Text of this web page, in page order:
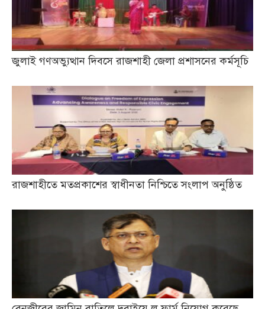
জুলাই গণঅভ্যুত্থান দিবসে রাজশাহী জেলা প্রশাসনের কর্মসূচি
রাজশাহীতে মতপ্রকাশের স্বাধীনতা নিশ্চিতে সংলাপ অনুষ্ঠিত